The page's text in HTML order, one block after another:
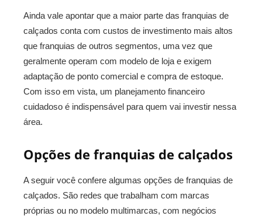
Ainda vale apontar que a maior parte das franquias de
calçados conta com custos de investimento mais altos
que franquias de outros segmentos, uma vez que
geralmente operam com modelo de loja e exigem
adaptação de ponto comercial e compra de estoque.
Com isso em vista, um planejamento financeiro
cuidadoso é indispensável para quem vai investir nessa
área.
Opções de franquias de calçados
A seguir você confere algumas opções de franquias de
calçados. São redes que trabalham com marcas
próprias ou no modelo multimarcas, com negócios